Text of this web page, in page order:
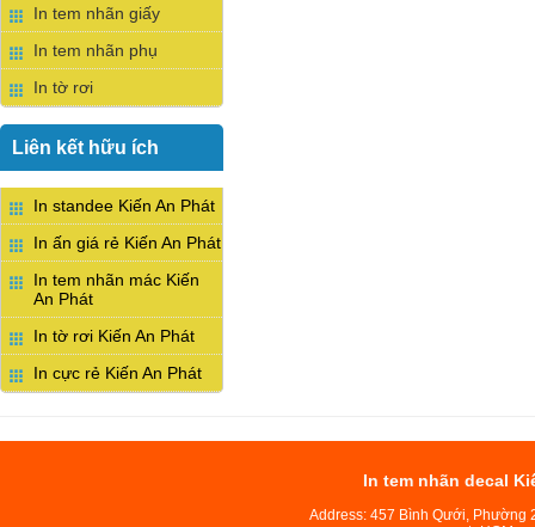
In tem nhãn giấy
In tem nhãn phụ
In tờ rơi
Liên kết hữu ích
In standee Kiến An Phát
In ấn giá rẻ Kiến An Phát
In tem nhãn mác Kiến
An Phát
In tờ rơi Kiến An Phát
In cực rẻ Kiến An Phát
In tem nhãn decal
Address: 457 Bình Qưới, Phường